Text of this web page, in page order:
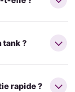
tank ?
rapide ?